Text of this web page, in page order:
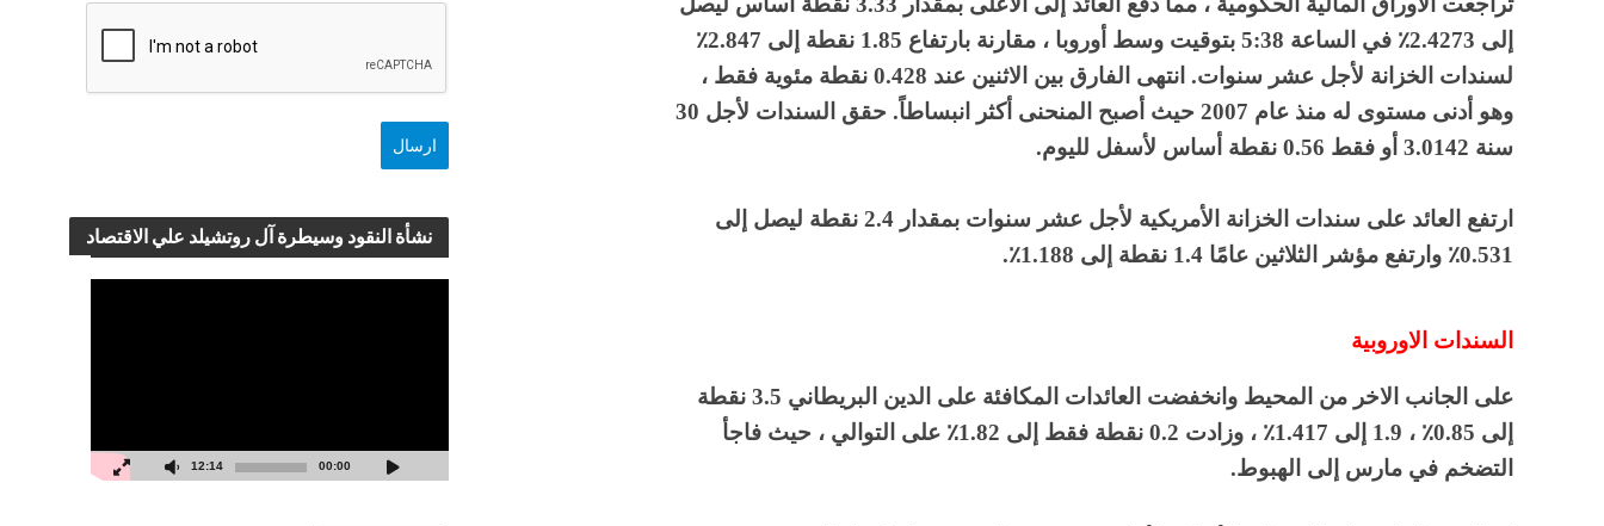
نشأة النقود وسيطرة آل روتشيلد علي الاقتصاد
00:00
12:14
إلى 2.4273٪ في الساعة 5:38 بتوقيت وسط أوروبا ، مقارنة بارتفاع 1.85 نقطة إلى 2.847٪
لسندات الخزانة لأجل عشر سنوات. انتهى الفارق بين الاثنين عند 0.428 نقطة مئوية فقط ،
وهو أدنى مستوى له منذ عام 2007 حيث أصبح المنحنى أكثر انبساطاً. حقق السندات لأجل 30
سنة 3.0142 أو فقط 0.56 نقطة أساس لأسفل لليوم.
ارتفع العائد على سندات الخزانة الأمريكية لأجل عشر سنوات بمقدار 2.4 نقطة ليصل إلى
0.531٪ وارتفع مؤشر الثلاثين عامًا 1.4 نقطة إلى 1.188٪.
السندات الاوروبية
على الجانب الاخر من المحيط وانخفضت العائدات المكافئة على الدين البريطاني 3.5 نقطة
إلى 0.85٪ ، 1.9 إلى 1.417٪ ، وزادت 0.2 نقطة فقط إلى 1.82٪ على التوالي ، حيث فاجأ
التضخم في مارس إلى الهبوط.